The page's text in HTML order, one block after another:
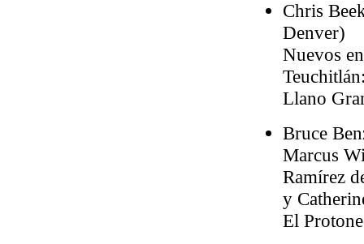
Chris
Denver)
Nuevos
Llano
Bruce
Marcus
Ramírez
y
El